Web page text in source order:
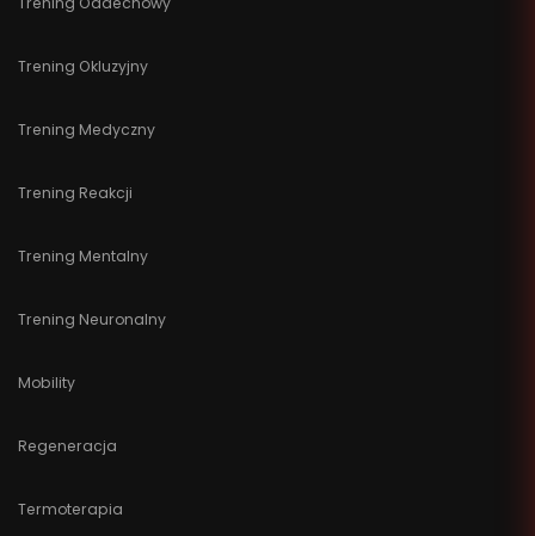
Trening Okluzyjny
Trening Medyczny
Trening Reakcji
Trening Mentalny
Trening Neuronalny
Mobility
Regeneracja
Termoterapia